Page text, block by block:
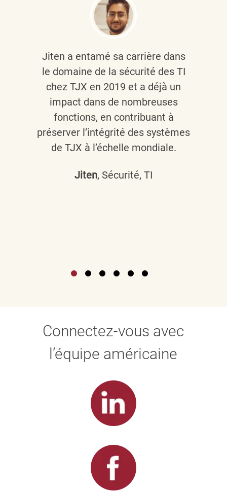
Jiten a entamé sa carrière dans
le domaine de la sécurité des TI
chez TJX en 2019 et a déjà un
impact dans de nombreuses
fonctions, en contribuant à
préserver l’intégrité des systèmes
de TJX à l’échelle mondiale.
Jiten, Sécurité, TI
Connectez-vous avec
l’équipe américaine